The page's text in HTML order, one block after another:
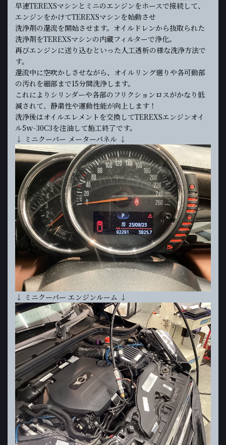
早速TEREXSマシンとミニのエンジンをホースで接続して、
エンジンをかけてTEREXSマシンを始動させ
洗浄剤の還流を開始させます。オイルドレンから抜取られた
洗浄剤をTEREXSマシンの内蔵フィルターで浄化。
再びエンジンに送り込むといった人工透析の様な洗浄方法で
す。
還流中に空吹かしさせながら、オイルリング廻りや各可動部
の汚れを細部まで15分間洗浄します。
これによりシリンダーや各部のフリクションロスがかなり低
減されて、静粛性や運動性能が向上します！
洗浄後はオイルエレメントを交換してTEREXSエンジンオイ
ル5ｗ-30C3を注油して施工終了です。
↓ ミニクーパー メーターパネル ↓
↓ ミニクーパー エンジンルーム ↓